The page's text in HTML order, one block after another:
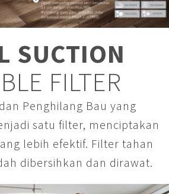
SUCTION
FILTER
Penghilang Bau yang
satu filter, menciptakan
lebih efektif. Filter tahan
dibersihkan dan dirawat.